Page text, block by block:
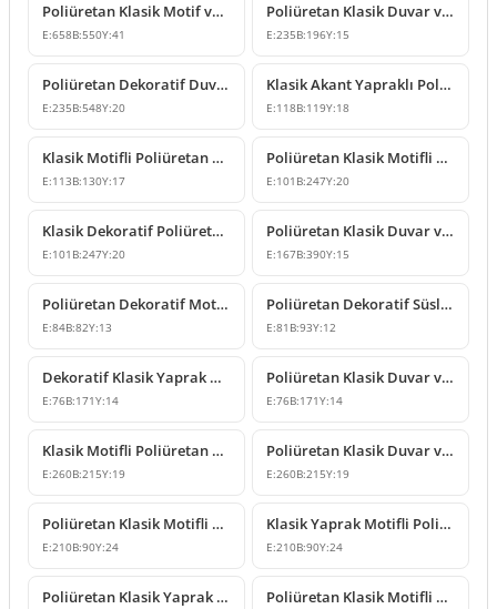
Poliüretan Klasik Motif ve Duvar Süsleme Modelleri
E:658B:550Y:41
Poliüretan Klasik Duvar ve Mobilya Süsleme Modeli
E:235B:196Y:15
Poliüretan Dekoratif Duvar ve Mobilya Süsleme Modeli
E:235B:548Y:20
Klasik Akant Yapraklı Poliüretan Süsleme Modeli
E:118B:119Y:18
Klasik Motifli Poliüretan Duvar ve Mobilya Süsleme Modeli
E:113B:130Y:17
Poliüretan Klasik Motifli Dekoratif Duvar Süsleme Modeli
E:101 B:247Y:20
Klasik Dekoratif Poliüretan Duvar ve Mobilya Süsü Modelleri
E:101 B:247Y:20
Poliüretan Klasik Duvar ve Mobilya Süsleme Modelleri
E:167B:390Y:15
Poliüretan Dekoratif Motif ve Süsleme Modelleri
E:84B:82Y:13
Poliüretan Dekoratif Süsleme ve Klasik Motifli Aplik Modeli
E:81 B:93Y:12
Dekoratif Klasik Yaprak Motifli Süsleme Modeli
E:76B:171Y:14
Poliüretan Klasik Duvar ve Mobilya Süsleme Modelleri
E:76B:171Y:14
Klasik Motifli Poliüretan Duvar ve Mobilya Süsleme Modelleri
E:260B:215Y:19
Poliüretan Klasik Duvar ve Mobilya Süsleme Modelleri
E:260B:215Y:19
Poliüretan Klasik Motifli Duvar ve Mobilya Süsleri
E:210B:90Y:24
Klasik Yaprak Motifli Poliüretan Duvar ve Mobilya Süsleme
E:210B:90Y:24
Poliüretan Klasik Yaprak Motifli Dekoratif Süsleme Modeli Poliüretan Klasik Motifli Duvar ve Mobilya Süsleme Modeli